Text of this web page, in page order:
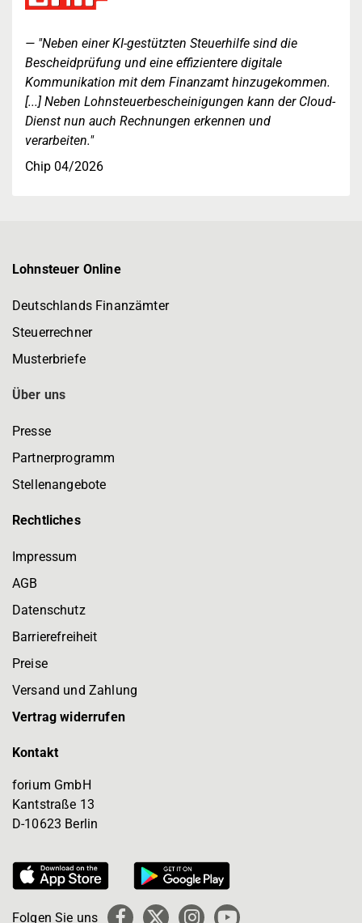
"Neben einer KI-gestützten Steuerhilfe sind die
Bescheidprüfung und eine effizientere digitale
Kommunikation mit dem Finanzamt hinzugekommen.
[...] Neben Lohnsteuerbescheinigungen kann der Cloud-
Dienst nun auch Rechnungen erkennen und
verarbeiten."
Chip 04/2026
Lohnsteuer Online
Deutschlands Finanzämter
Steuerrechner
Musterbriefe
Über uns
Presse
Partnerprogramm
Stellenangebote
Rechtliches
Impressum
AGB
Datenschutz
Barrierefreiheit
Preise
Versand und Zahlung
Vertrag widerrufen
Kontakt
forium GmbH
Kantstraße 13
D-10623 Berlin
Folgen Sie uns Facebook
X Instagram